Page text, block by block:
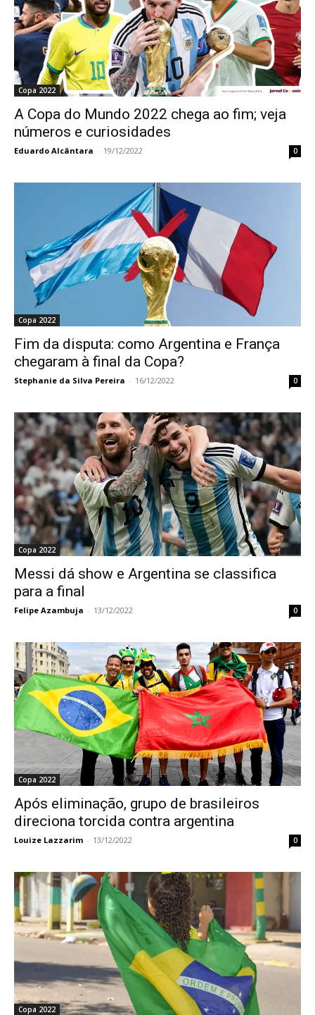
Copa 2022
A Copa do Mundo 2022 chega ao fim; veja
números e curiosidades
Eduardo Alcântara - 19/12/2022 0
Copa 2022
Fim da disputa: como Argentina e França
chegaram à final da Copa?
Stephanie da Silva Pereira - 16/12/2022 0
Copa 2022
Messi dá show e Argentina se classifica
para a final
Felipe Azambuja - 13/12/2022 0
Copa 2022
Após eliminação, grupo de brasileiros
direciona torcida contra argentina
Louize Lazzarim - 13/12/2022 0
Copa 2022